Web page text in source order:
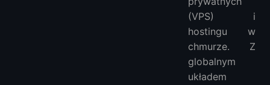
(VPS) i
hostingu w
chmurze. Z
globalnym
układem